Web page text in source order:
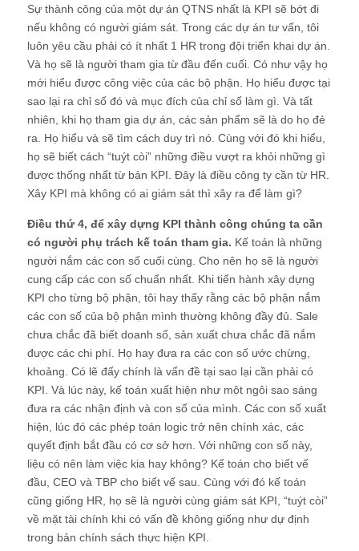
Sự thành công của một dự án QTNS nhất là KPI sẽ bớt đi
nếu không có người giám sát. Trong các dự án tư vấn, tôi
luôn yêu cầu phải có ít nhất 1 HR trong đội triển khai dự án.
Và họ sẽ là người tham gia từ đầu đến cuối. Có như vậy họ
mới hiểu được công việc của các bộ phận. Họ hiểu được tại
sao lại ra chỉ số đó và mục đích của chỉ số làm gì. Và tất
nhiên, khi họ tham gia dự án, các sản phẩm sẽ là do họ đẻ
ra. Họ hiểu và sẽ tìm cách duy trì nó. Cùng với đó khi hiểu,
họ sẽ biết cách “tuýt còi” những điều vượt ra khỏi những gì
được thống nhất từ bản KPI. Đây là điều công ty cần từ HR.
Xây KPI mà không có ai giám sát thì xây ra để làm gì?
Điều thứ 4, để xây dựng KPI thành công chúng ta cần
có người phụ trách kế toán tham gia. Kế toán là những
người nắm các con số cuối cùng. Cho nên họ sẽ là người
cung cấp các con số chuẩn nhất. Khi tiến hành xây dựng
KPI cho từng bộ phận, tôi hay thấy rằng các bộ phận nắm
các con số của bộ phận mình thường không đầy đủ. Sale
chưa chắc đã biết doanh số, sản xuất chưa chắc đã nắm
được các chi phí. Họ hay đưa ra các con số ước chừng,
khoảng. Có lẽ đấy chính là vấn đề tại sao lại cần phải có
KPI. Và lúc này, kế toán xuất hiện như một ngôi sao sáng
đưa ra các nhận định và con số của mình. Các con số xuất
hiện, lúc đó các phép toán logic trở nên chính xác, các
quyết định bắt đầu có cơ sở hơn. Với những con số này,
liệu có nên làm việc kia hay không? Kế toán cho biết vế
đầu, CEO và TBP cho biết vế sau. Cùng với đó kế toán
cũng giống HR, họ sẽ là người cùng giám sát KPI, “tuýt còi”
về mặt tài chính khi có vấn đề không giống như dự định
trong bản chính sách thực hiện KPI.